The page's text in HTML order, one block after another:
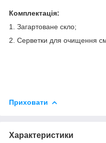
Комплектація:
1. Загартоване скло;
2. Серветки для очищення
Приховати
Характеристики